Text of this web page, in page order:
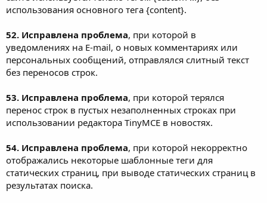
использования основного тега {content}.
52. Исправлена проблема, при которой в
уведомлениях на E-mail, о новых комментариях или
персональных сообщений, отправлялся слитный текст
без переносов строк.
53. Исправлена проблема, при которой терялся
перенос строк в пустых незаполненных строках при
использовании редактора TinyMCE в новостях.
54. Исправлена проблема, при которой некорректно
отображались некоторые шаблонные теги для
статических страниц, при выводе статических страниц в
результатах поиска.